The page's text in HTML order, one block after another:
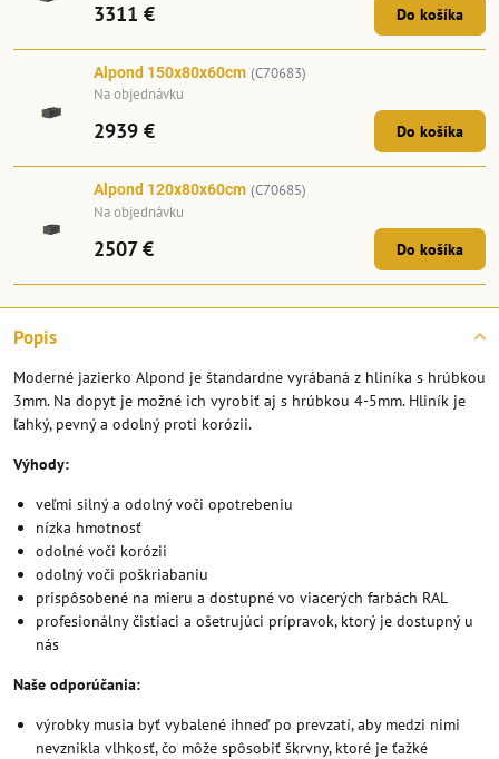
Popis
Moderné jazierko Alpond je štandardne vyrábaná z hliníka s hrúbkou
3mm. Na dopyt je možné ich vyrobiť aj s hrúbkou 4-5mm. Hliník je
ľahký, pevný a odolný proti korózii.
Výhody:
veľmi silný a odolný voči opotrebeniu
nízka hmotnosť
odolné voči korózii
odolný voči poškriabaniu
prispôsobené na mieru a dostupné vo viacerých farbách RAL
profesionálny čistiaci a ošetrujúci prípravok, ktorý je dostupný u
nás
Naše odporúčania:
výrobky musia byť vybalené ihneď po prevzatí, aby medzi nimi
nevznikla vlhkosť, čo môže spôsobiť škrvny, ktoré je ťažké
3311 € Do košíka
Alpond 150x80x60cm (C70683)
Na objednávku
2939 € Do košíka
Alpond 120x80x60cm (C70685)
Na objednávku
2507 € Do košíka